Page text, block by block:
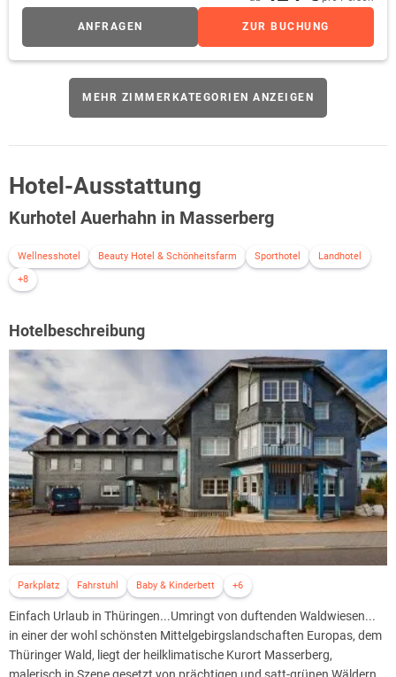
ANFRAGEN ZUR BUCHUNG
MEHR ZIMMERKATEGORIEN ANZEIGEN
Hotel-Ausstattung
Kurhotel Auerhahn in Masserberg
Wellnesshotel Beauty Hotel & Schönheitsfarm Sporthotel
Landhotel
+8
Hotelbeschreibung
Parkplatz Fahrstuhl Baby & Kinderbett +6
Einfach Urlaub in Thüringen...Umringt von duftenden Waldwiesen...
in einer der wohl schönsten Mittelgebirgslandschaften Europas, dem
Thüringer Wald, liegt der heilklimatische Kurort Masserberg,